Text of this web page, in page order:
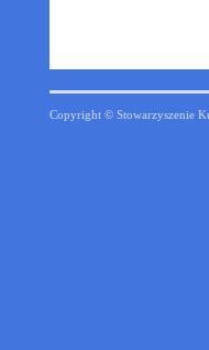
Copyright ©